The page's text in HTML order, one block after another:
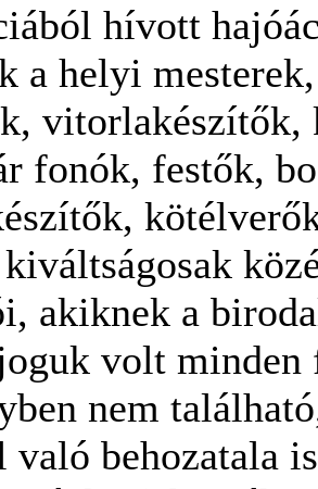
hívott
a helyi
vitorlakészítők,
fonók, festők,
akiknek a
volt minden
nem
behozatala